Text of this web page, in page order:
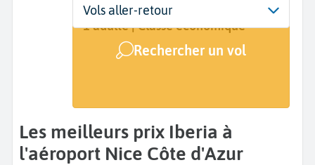
Départ
Nice Côte d'Azur (NCE)
Dates
Dates de votre voyage
Voyageurs | Classe
1 adulte | Classe économique
Rechercher un vol
Vols aller-retour
Les meilleurs prix Iberia à
l'aéroport Nice Côte d'Azur